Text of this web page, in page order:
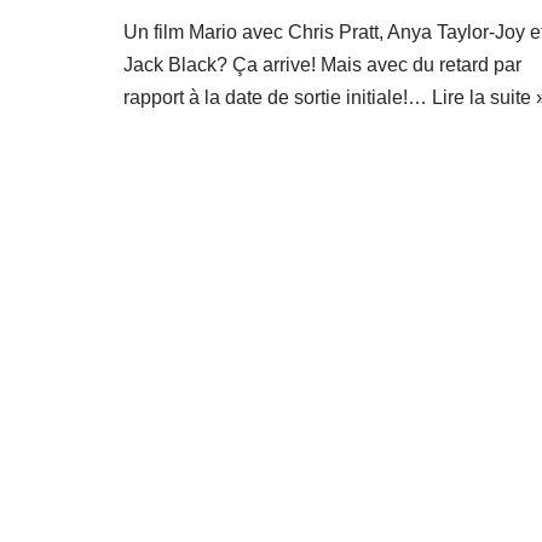
Un film Mario avec Chris Pratt, Anya Taylor-Joy
Jack Black? Ça arrive! Mais avec du retard par
rapport à la date de sortie initiale!… Lire la suite